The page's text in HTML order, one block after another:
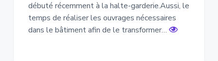
débuté récemment à la halte-garderie.Aussi, le
temps de réaliser les ouvrages nécessaires
dans le bâtiment afin de le transformer…